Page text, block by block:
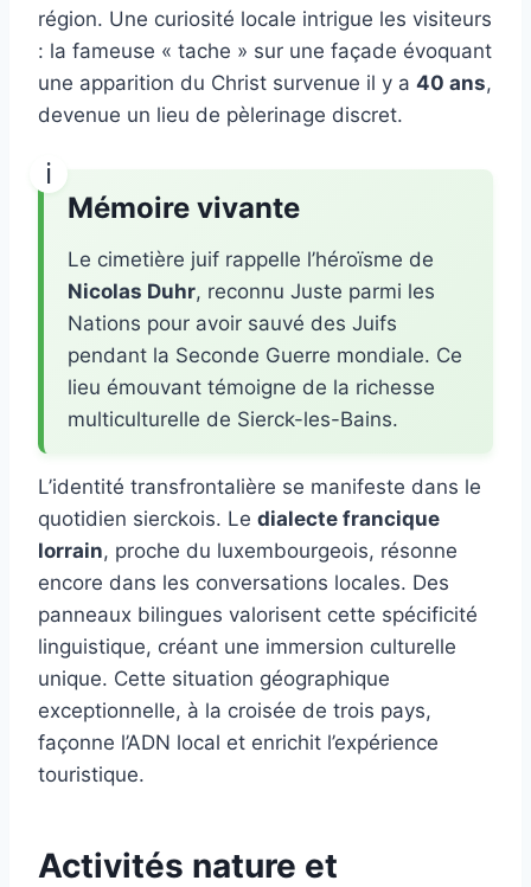
région. Une curiosité locale intrigue les visiteurs
: la fameuse « tache » sur une façade évoquant
une apparition du Christ survenue il y a 40 ans,
devenue un lieu de pèlerinage discret.
Mémoire vivante
Le cimetière juif rappelle l’héroïsme de
Nicolas Duhr, reconnu Juste parmi les
Nations pour avoir sauvé des Juifs
pendant la Seconde Guerre mondiale. Ce
lieu émouvant témoigne de la richesse
multiculturelle de Sierck-les-Bains.
L’identité transfrontalière se manifeste dans le
quotidien sierckois. Le dialecte francique
lorrain, proche du luxembourgeois, résonne
encore dans les conversations locales. Des
panneaux bilingues valorisent cette spécificité
linguistique, créant une immersion culturelle
unique. Cette situation géographique
exceptionnelle, à la croisée de trois pays,
façonne l’ADN local et enrichit l’expérience
touristique.
Activités nature et